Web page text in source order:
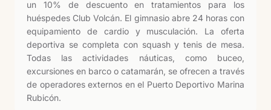
un 10% de descuento en tratamientos para los
huéspedes Club Volcán. El gimnasio abre 24 horas con
equipamiento de cardio y musculación. La oferta
deportiva se completa con squash y tenis de mesa.
Todas las actividades náuticas, como buceo,
excursiones en barco o catamarán, se ofrecen a través
de operadores externos en el Puerto Deportivo Marina
Rubicón.